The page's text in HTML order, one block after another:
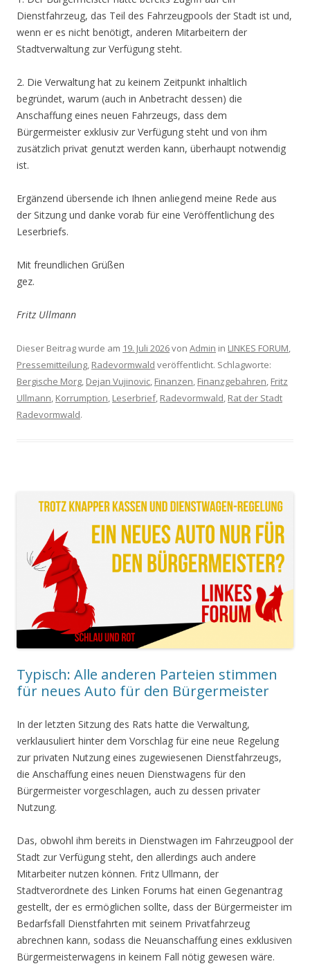
Dienstfahrzeug, das Teil des Fahrzeugpools der Stadt ist und,
wenn er es nicht benötigt, anderen Mitarbeitern der
Stadtverwaltung zur Verfügung steht.
2. Die Verwaltung hat zu keinem Zeitpunkt inhaltlich
begründet, warum (auch in Anbetracht dessen) die
Anschaffung eines neuen Fahrzeugs, dass dem
Bürgermeister exklusiv zur Verfügung steht und von ihm
zusätzlich privat genutzt werden kann, überhaupt notwendig
ist.
Ergänzend übersende ich Ihnen anliegend meine Rede aus
der Sitzung und danke vorab für eine Veröffentlichung des
Leserbriefs.
Mit freundlichen Grüßen
gez.
Fritz Ullmann
Dieser Beitrag wurde am 19. Juli 2026von Admin in LINKES FORUM,
Pressemitteilung, Radevormwald veröffentlicht. Schlagworte:
Bergische Morg, Dejan Vujinovic, Finanzen, Finanzgebahren, Fritz
Ullmann, Korrumption, Leserbrief, Radevormwald, Rat der Stadt
Radevormwald.
Typisch: Alle anderen Parteien stimmen
für neues Auto für den Bürgermeister
In der letzten Sitzung des Rats hatte die Verwaltung,
verklausuliert hinter dem Vorschlag für eine neue Regelung
zur privaten Nutzung eines zugewiesenen Dienstfahrzeugs,
die Anschaffung eines neuen Dienstwagens für den
Bürgermeister vorgeschlagen, auch zu dessen privater
Nutzung.
Das, obwohl ihm bereits in Dienstwagen im Fahrzeugpool der
Stadt zur Verfügung steht, den allerdings auch andere
Mitarbeiter nutzen können. Fritz Ullmann, der
Stadtverordnete des Linken Forums hat einen Gegenantrag
gestellt, der es ermöglichen sollte, dass der Bürgermeister im
Bedarfsfall Dienstfahrten mit seinem Privatfahrzeug
abrechnen kann, sodass die Neuanschaffung eines exklusiven
Bürgermeisterwagens in keinem Fall nötig gewesen wäre.